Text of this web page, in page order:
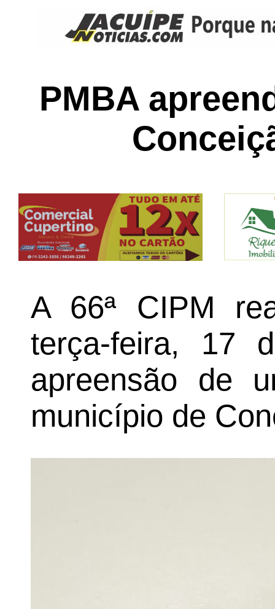
PMBA
A 66ª CIPM
terça-feira, 17
apreensão de
município de